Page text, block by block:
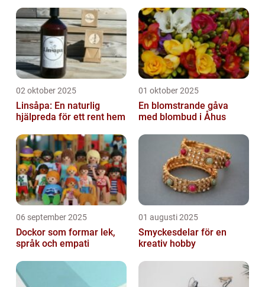
02 oktober 2025
Linsåpa: En naturlig
hjälpreda för ett rent hem
01 oktober 2025
En blomstrande gåva
med blombud i Åhus
06 september 2025
Dockor som formar lek,
språk och empati
01 augusti 2025
Smyckesdelar för en
kreativ hobby